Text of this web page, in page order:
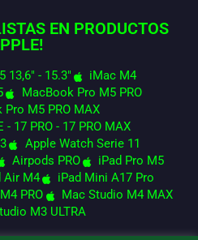
EN PRODUCTOS
13,6" - 15.3"
iMac M4
MacBook Pro M5 PRO
Pro M5 PRO MAX
- 17 PRO - 17 PRO MAX
Apple Watch Serie 11
Airpods PRO
iPad Pro M5
Air M4
iPad Mini A17 Pro
PRO
Mac Studio M4 MAX
M3 ULTRA